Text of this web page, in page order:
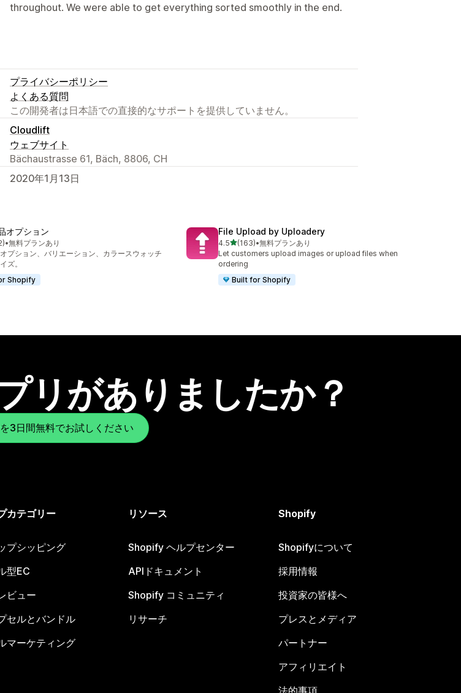
throughout. We were able to get everything sorted smoothly in the end.
プライバシーポリシー
よくある質問
この開発者は日本語での直接的なサポートを提供していません。
Cloudlift
ウェブサイト
Bächaustrasse 61, Bäch, 8806, CH
2020年1月13日
オプション
数：1142件
•無料プランあり
プション、バリエーション、カラースウォッチ
ズ。
Shopify
File Upload by Uploadery
4.55つ星中
(163)
合計レビュー数：163件
•無料プランあり
Let customers upload images or upload files when
ordering
Built for Shopify
リがありましたか？
3日間無料でお試しください
カテゴリー
プシッピング
型EC
ビュー
セルとバンドル
マーケティング
リソース
Shopify ヘルプセンター
APIドキュメント
Shopify コミュニティ
リサーチ
Shopify
Shopifyについて
採用情報
投資家の皆様へ
プレスとメディア
パートナー
アフィリエイト